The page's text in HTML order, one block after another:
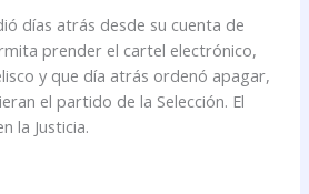
días atrás desde su cuenta de
prender el cartel electrónico,
y que día atrás ordenó apagar,
el partido de la Selección. El
la Justicia.